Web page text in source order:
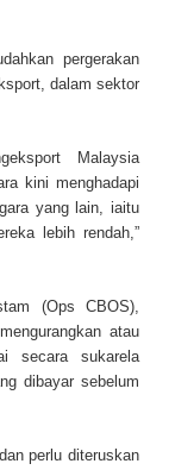
pergerakan
dalam sektor
Malaysia
kini menghadapi
yang lain, iaitu
lebih rendah,”
(Ops CBOS),
atau
secara sukarela
dibayar sebelum
perlu diteruskan